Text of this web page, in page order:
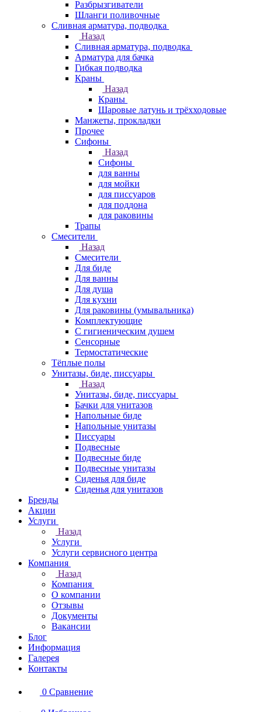
Разбрызгиватели
Шланги поливочные
Сливная арматура, подводка
Назад
Сливная арматура, подводка
Арматура для бачка
Гибкая подводка
Краны
Назад
Краны
Шаровые латунь и трёхходовые
Манжеты, прокладки
Прочее
Сифоны
Назад
Сифоны
для ванны
для мойки
для писсуаров
для поддона
для раковины
Трапы
Смесители
Назад
Смесители
Для биде
Для ванны
Для душа
Для кухни
Для раковины (умывальника)
Комплектующие
С гигиеническим душем
Сенсорные
Термостатические
Тёплые полы
Унитазы, биде, писсуары
Назад
Унитазы, биде, писсуары
Бачки для унитазов
Напольные биде
Напольные унитазы
Писсуары
Подвесные
Подвесные биде
Подвесные унитазы
Сиденья для биде
Сиденья для унитазов
Бренды
Акции
Услуги
Назад
Услуги
Услуги сервисного центра
Компания
Назад
Компания
О компании
Отзывы
Документы
Вакансии
Блог
Информация
Галерея
Контакты
0 Сравнение